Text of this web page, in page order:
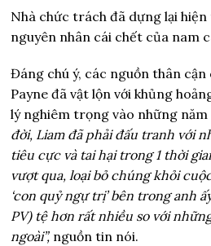
Nhà chức trách đã dựng lại
nguyên nhân cái chết của nam
Đáng chú ý, các nguồn thân
Payne đã vật lộn với khủng
lý nghiêm trọng vào những năm
đời, Liam đã phải đấu tranh với
tiêu cực và tai hại trong 1 thời
vượt qua, loại bỏ chúng khỏi
‘con quỷ ngự trị’ bên trong anh
PV) tệ hơn rất nhiều so với
ngoài”, nguồn tin nói.